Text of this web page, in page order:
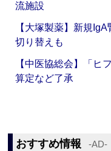
流施設
【大塚製薬】新規
切り替えも
【中医協総会】「ヒ
算定など了承
おすすめ情報 ‐AD‐